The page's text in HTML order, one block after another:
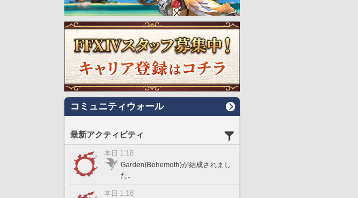
コミュニティウォール
最新アクティビティ
本日 1:18
Garden(Behemoth)が結成されまし
た。
本日 1:16